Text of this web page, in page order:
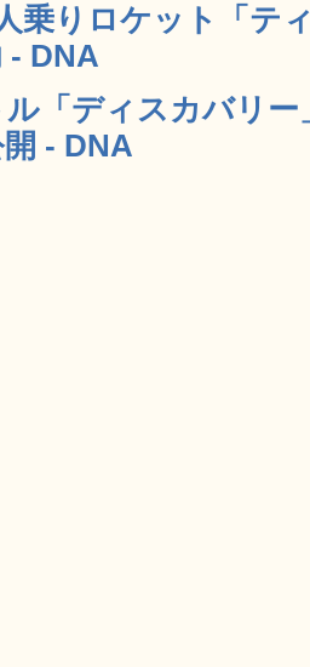
乗りロケット「テ
- DNA
「ディスカバリ
- DNA